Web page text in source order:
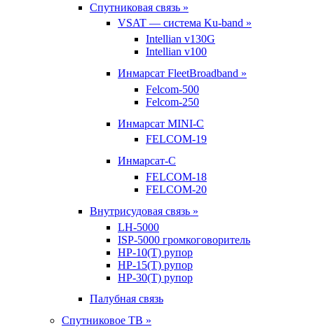
Спутниковая связь »
VSAT — система Ku-band »
Intellian v130G
Intellian v100
Инмарсат FleetBroadband »
Felcom-500
Felcom-250
Инмарсат MINI-C
FELCOM-19
Инмарсат-С
FELCOM-18
FELCOM-20
Внутрисудовая связь »
LH-5000
ISP-5000 громкоговоритель
HP-10(T) рупор
HP-15(T) рупор
HP-30(T) рупор
Палубная связь
Спутниковое ТВ »